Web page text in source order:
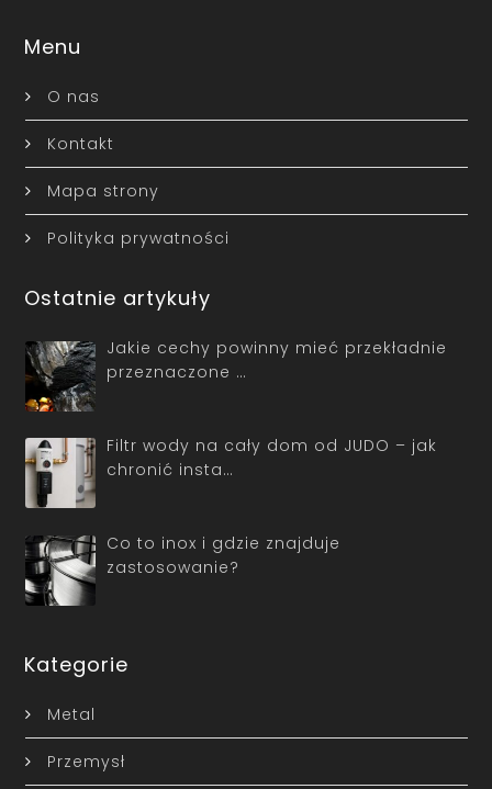
Menu
O nas
Kontakt
Mapa strony
Polityka prywatności
Ostatnie artykuły
Jakie cechy powinny mieć przekładnie
przeznaczone …
Filtr wody na cały dom od JUDO – jak
chronić insta…
Co to inox i gdzie znajduje
zastosowanie?
Kategorie
Metal
Przemysł